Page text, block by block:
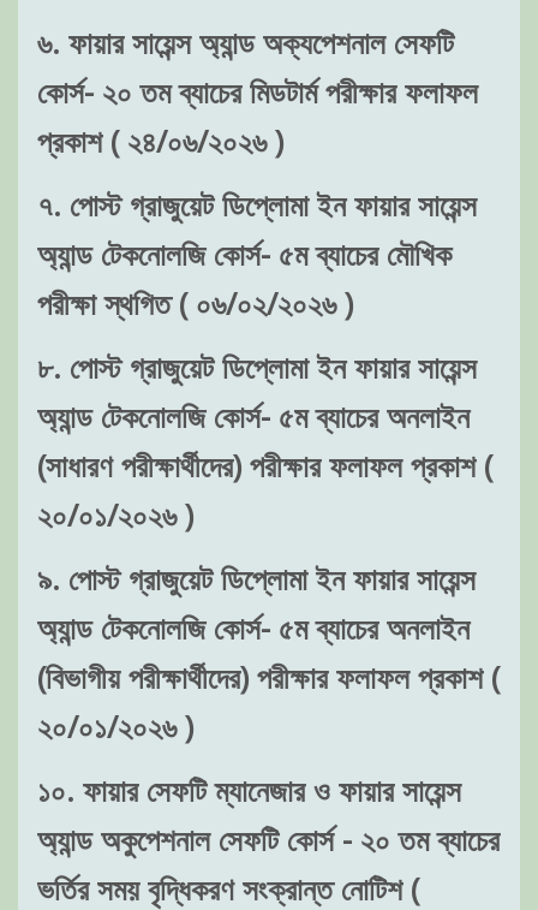
৬. ফায়ার সায়েন্স অ্যান্ড অক্যপেশনাল সেফটি
কোর্স- ২০ তম ব্যাচের মিডটার্ম পরীক্ষার ফলাফল
প্রকাশ ( ২৪/০৬/২০২৬ )
৭. পোস্ট গ্রাজুয়েট ডিপ্লোমা ইন ফায়ার সায়েন্স
অ্যান্ড টেকনোলজি কোর্স- ৫ম ব্যাচের মৌখিক
পরীক্ষা স্থগিত ( ০৬/০২/২০২৬ )
৮. পোস্ট গ্রাজুয়েট ডিপ্লোমা ইন ফায়ার সায়েন্স
অ্যান্ড টেকনোলজি কোর্স- ৫ম ব্যাচের অনলাইন
(সাধারণ পরীক্ষার্থীদের) পরীক্ষার ফলাফল প্রকাশ (
২০/০১/২০২৬ )
৯. পোস্ট গ্রাজুয়েট ডিপ্লোমা ইন ফায়ার সায়েন্স
অ্যান্ড টেকনোলজি কোর্স- ৫ম ব্যাচের অনলাইন
(বিভাগীয় পরীক্ষার্থীদের) পরীক্ষার ফলাফল প্রকাশ (
২০/০১/২০২৬ )
১০. ফায়ার সেফটি ম্যানেজার ও ফায়ার সায়েন্স
অ্যান্ড অকুপেশনাল সেফটি কোর্স - ২০ তম ব্যাচের
ভর্তির সময় বৃদ্ধিকরণ সংক্রান্ত নোটিশ (